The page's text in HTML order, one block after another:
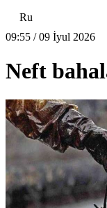
Ru
09:55 / 09 İyul 2026
Neft